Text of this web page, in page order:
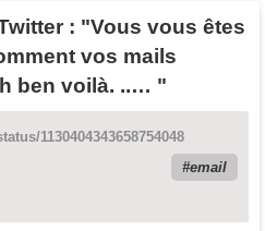
: "Vous vous êtes
vos mails
ben voilà. ..… "
1130404343658754048
email